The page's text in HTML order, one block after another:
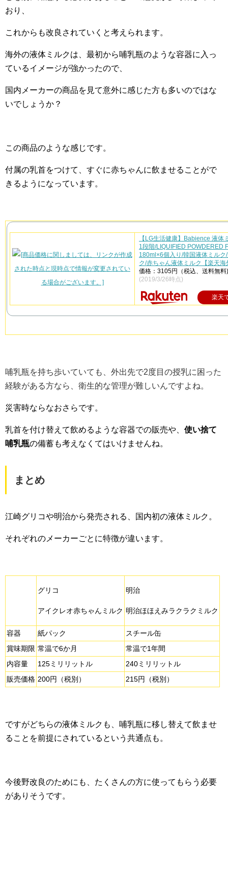
おり、
これからも改良されていくと考えられます。
海外の液体ミルクは、最初から哺乳瓶のような容器に入っ
ているイメージが強かったので、
国内メーカーの商品を見て意外に感じた方も多いのではな
いでしょうか？
この商品のような感じです。
付属の乳首をつけて、すぐに赤ちゃんに飲ませることがで
きるようになっています。
【LG生活健康】Babience 液体
1段階/LIQUIFIED POWDERED
180ml×6個入り/韓国液体ミルク
ク/赤ちゃん液体ミルク【楽天海
価格：3105円（税込、送料無料)
(2019/3/26時点)
楽天
哺乳瓶を持ち歩いていても、外出先で2度目の授乳に困った
経験がある方なら、衛生的な管理が難しいんですよね。
災害時ならなおさらです。
乳首を付け替えて飲めるような容器での販売や、 使い捨て
哺乳瓶の備蓄も考えなくてはいけませんね。
まとめ
江崎グリコや明治から発売される、国内初の液体ミルク。
それぞれのメーカーごとに特徴が違います。
グリコ
アイクレオ赤ちゃんミルク
明治
明治ほほえみラクラクミルク
容器 紙パック
スチール缶
賞味期限 常温で6か月
常温で1年間
内容量
125ミリリットル
240ミリリットル
販売価格 200円（税別） 215円（税別）
ですがどちらの液体ミルクも、哺乳瓶に移し替えて飲ませ
ることを前提にされているという共通点も。
今後野改良のためにも、たくさんの方に使ってもらう必要
がありそうです。